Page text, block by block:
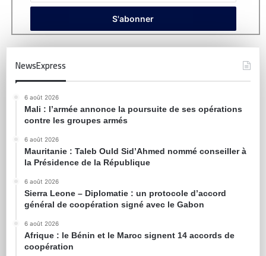
NewsExpress
6 août 2026
Mali : l’armée annonce la poursuite de ses opérations
contre les groupes armés
6 août 2026
Mauritanie : Taleb Ould Sid’Ahmed nommé conseiller à
la Présidence de la République
6 août 2026
Sierra Leone – Diplomatie : un protocole d’accord
général de coopération signé avec le Gabon
6 août 2026
Afrique : le Bénin et le Maroc signent 14 accords de
coopération